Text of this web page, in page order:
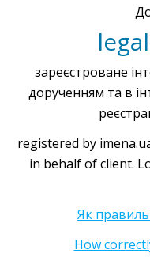
зареєстроване
дорученням та в
registered by
in behalf of client.
Як
How